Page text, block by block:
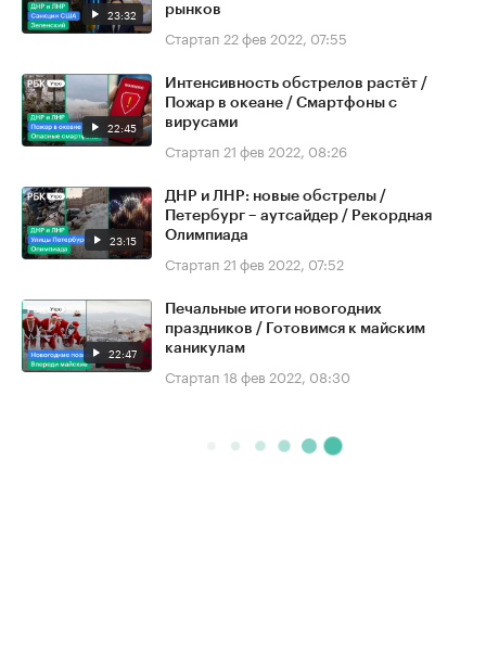
23:32
рынков
Стартап 22 фев 2022, 07:55
22:45
Интенсивность обстрелов растёт /
Пожар в океане / Смартфоны с
вирусами
Стартап 21 фев 2022, 08:26
23:15
ДНР и ЛНР: новые обстрелы /
Петербург – аутсайдер / Рекордная
Олимпиада
Стартап 21 фев 2022, 07:52
22:47
Печальные итоги новогодних
праздников / Готовимся к майским
каникулам
Стартап 18 фев 2022, 08:30